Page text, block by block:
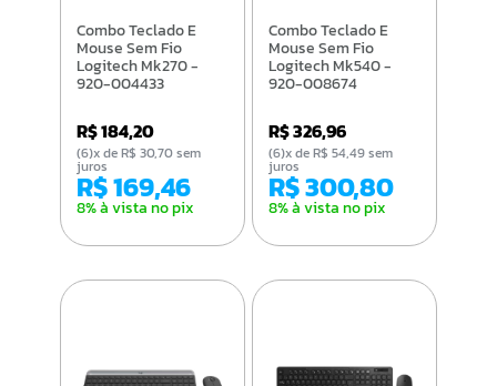
Combo Teclado E
Mouse Sem Fio
Logitech Mk270 -
920-004433
R$ 184,20
R$ 169,46
8% à vista no pix
(6)x de R$ 30,70 sem
juros
Combo Teclado E
Mouse Sem Fio
Logitech Mk540 -
920-008674
R$ 326,96
R$ 300,80
8% à vista no pix
(6)x de R$ 54,49 sem
juros